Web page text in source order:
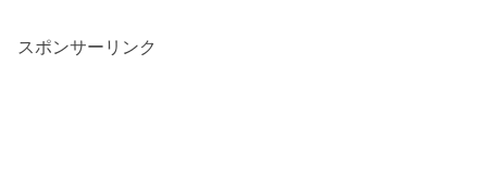
スポンサーリンク